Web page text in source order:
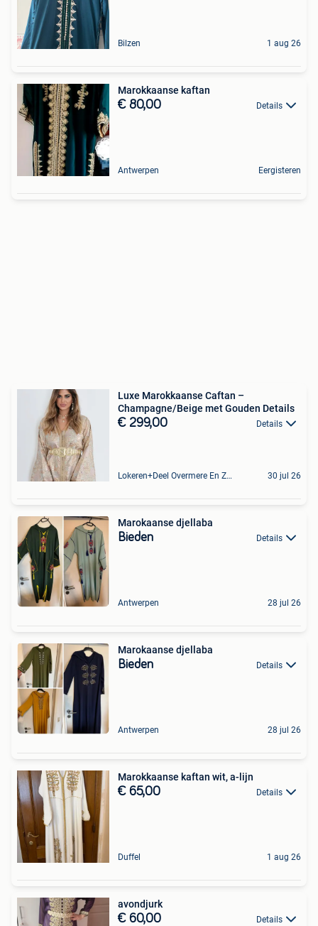
Bilzen 1 aug 26
Marokkaanse kaftan
€ 80,00 Details
Antwerpen Eergisteren
Luxe Marokkaanse Caftan –
Champagne/Beige met Gouden Details
€ 299,00 Details
Lokeren+Deel Overmere En Zele 30 jul 26
Marokaanse djellaba
Bieden Details
Antwerpen 28 jul 26
Marokaanse djellaba
Bieden Details
Antwerpen 28 jul 26
Marokkaanse kaftan wit, a-lijn
€ 65,00 Details
Duffel 1 aug 26
avondjurk
€ 60,00 Details